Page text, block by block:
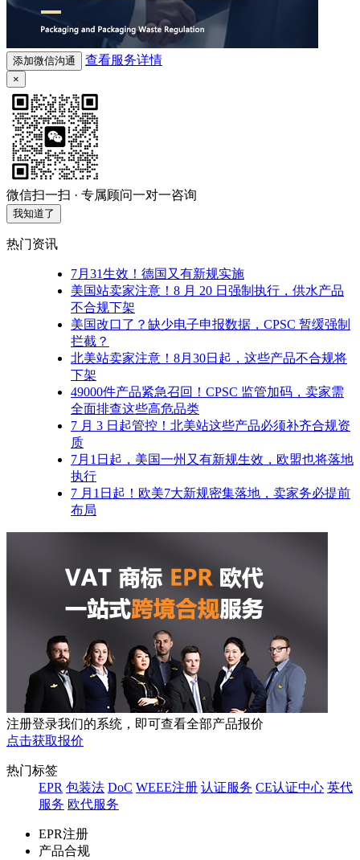
添加微信沟通 查看服务详情
×
微信扫一扫 · 专属顾问一对一咨询
我知道了
热门资讯
7月31生效！德国又有新规实施
美国站卖家注意！8 月 20 日强制执行，供水产品
不合规下架
美国改口了？缺少电子申报数据，CPSC 暂缓强制
拦截？
北美站卖家注意！8月30日起，这些产品不合规将
下架
49000件产品紧急召回！CPSC 监管加码，卖家需
全面排查这些高危品类
7 月 3 日起管控！北美站这些产品必须补齐合规资
质
7月1日起，美国一州又有新规生效，欧盟也将落地
执行
7 月1日起！欧美7大新规密集落地，卖家务必提前
布局
注册登录我们的系统，即可查看全部产品报价
点击获取报价
热门标签
EPR 包装法 DoC WEEE注册 认证服务 CE认证中心 英代
服务 欧代服务
EPR注册
产品合规